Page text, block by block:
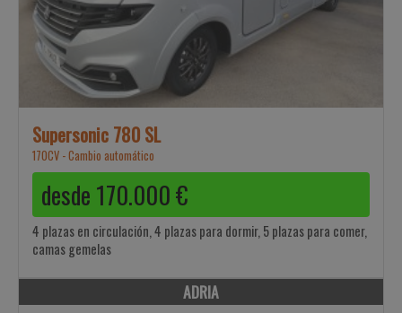
Supersonic 780 SL
170CV - Cambio automático
desde 170.000€
4 plazas en circulación, 4 plazas para dormir, 5 plazas para comer,
camas gemelas
ADRIA